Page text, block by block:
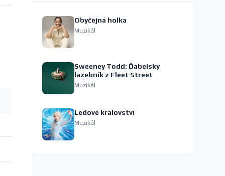
Obyčejná holka
Muzikál
Sweeney Todd: Ďábelský
lazebník z Fleet Street
Muzikál
Ledové království
Muzikál